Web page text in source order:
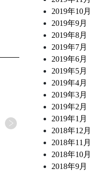
ワインショップ&ダイナー
橋店 スタッフブログ
2019年10月
2019年9月
2019年8月
2019年7月
2019年6月
2019年5月
2019年4月
2019年3月
2019年2月
2019年1月
2018年12月
2018年11月
2018年10月
2018年9月